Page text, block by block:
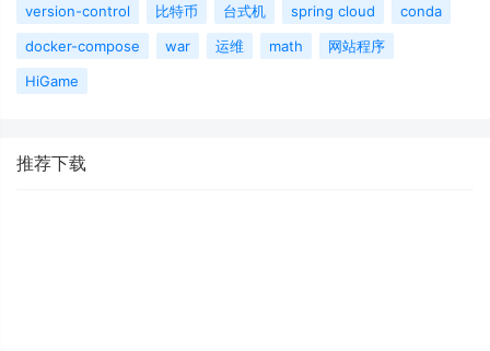
version-control
比特币 台式机 spring cloud
conda
docker-compose
war 运维 math
网站程序
HiGame
推荐下载